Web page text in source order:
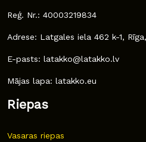
Reģ. Nr.: 40003219834
Adrese: Latgales iela 462 k-1,
E-pasts: latakko@latakko.lv
Mājas lapa: latakko.eu
Riepas
Vasaras riepas